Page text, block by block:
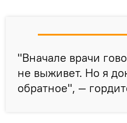
"Вначале врачи
не выживет. Но я
обратное", —